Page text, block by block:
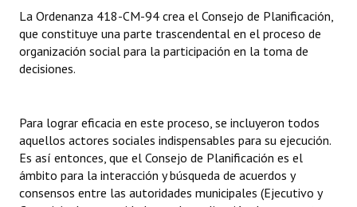
Digesto
Organigrama
Informes de Gestión
Proyectos Presentados
Dictámenes Asesoría Letrada
La Ordenanza 418-CM-94 crea el Consejo de Planificación,
que constituye una parte trascendental en el proceso de
organización social para la participación en la toma de
decisiones.
Para lograr eficacia en este proceso, se incluyeron todos
aquellos actores sociales indispensables para su ejecución.
Es así entonces, que el Consejo de Planificación es el
ámbito para la interacción y búsqueda de acuerdos y
consensos entre las autoridades municipales (Ejecutivo y